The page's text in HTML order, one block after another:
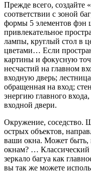
Прежде всего, создайте
соответствии с зоной
формы 5 элементов фэн
привлекательное
лампы, круглый стол в
цветами… Если
картины и фокусную
несчастий на главном
входную дверь;
обращенная на вход;
энергию главного входа,
входной двери.
Окружение, соседство.
острых объектов,
ваши окна. Может быть,
окнам? …
зеркало багуа как
вы так же можете